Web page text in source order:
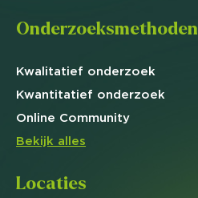
Onderzoeksmethoden
Kwalitatief onderzoek
Kwantitatief onderzoek
Online Community
Bekijk alles
Locaties